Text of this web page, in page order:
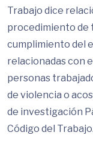
Trabajo dice
procedimiento de
cumplimiento del
relacionadas con
personas
de violencia o
de investigación
Código del Trabajo.